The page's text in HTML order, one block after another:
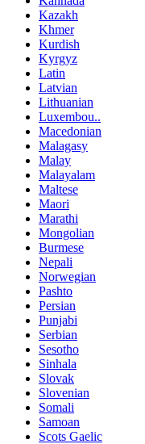
Kazakh
Khmer
Kurdish
Kyrgyz
Latin
Latvian
Lithuanian
Luxembou..
Macedonian
Malagasy
Malay
Malayalam
Maltese
Maori
Marathi
Mongolian
Burmese
Nepali
Norwegian
Pashto
Persian
Punjabi
Serbian
Sesotho
Sinhala
Slovak
Slovenian
Somali
Samoan
Scots Gaelic